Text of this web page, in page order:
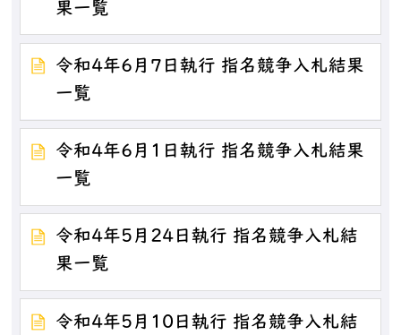
果一覧
令和4年6月7日執行 指名競争入札結果
一覧
令和4年6月1日執行 指名競争入札結果
一覧
令和4年5月24日執行 指名競争入札結
果一覧
令和4年5月10日執行 指名競争入札結